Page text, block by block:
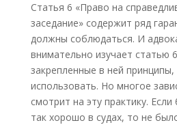
Статья 6 «Право на
заседание» содержит ряд
должны соблюдаться. И
внимательно изучает статью
закрепленные в ней
использовать. Но многое
смотрит на эту практику.
так хорошо в судах, то не